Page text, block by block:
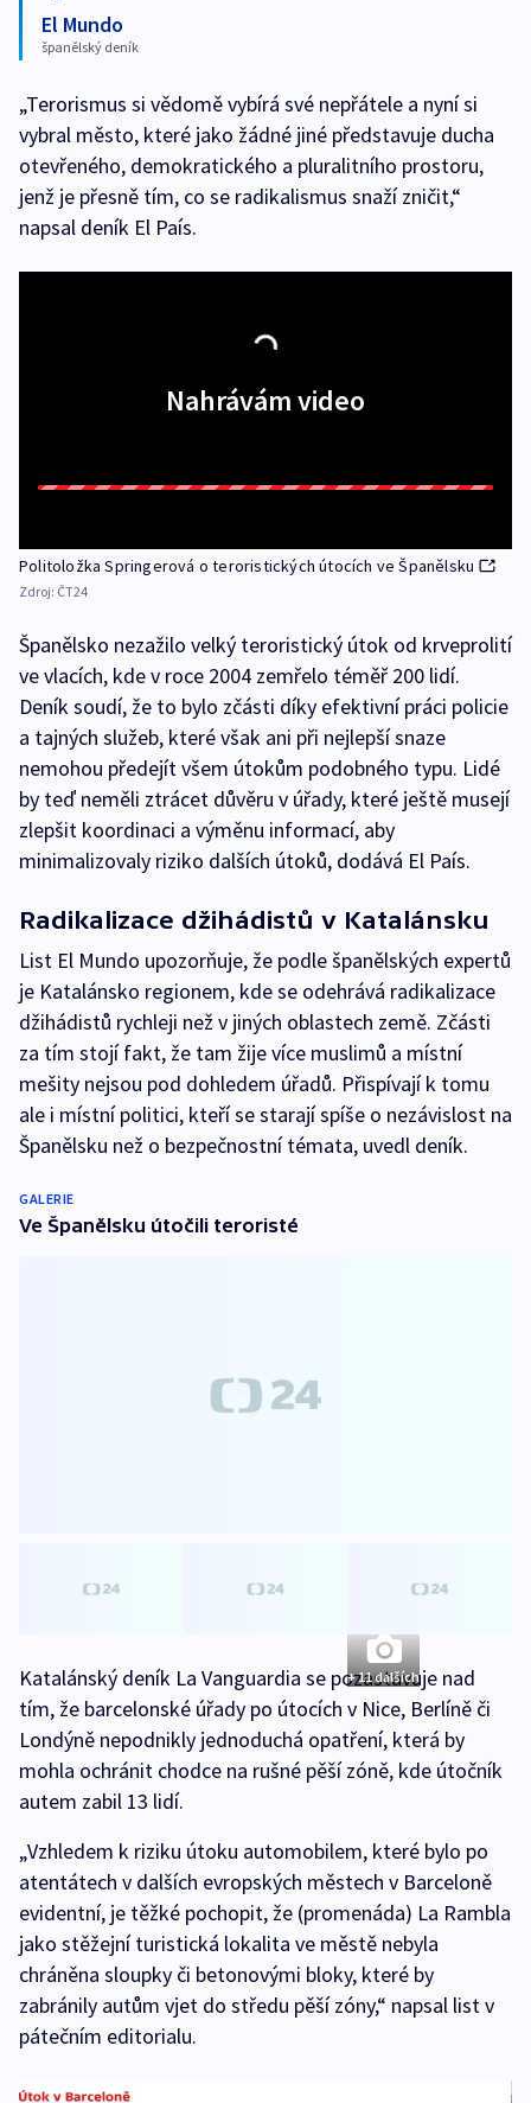
El Mundo
španělský deník
„Terorismus si vědomě vybírá své nepřátele a nyní si
vybral město, které jako žádné jiné představuje ducha
otevřeného, demokratického a pluralitního prostoru,
jenž je přesně tím, co se radikalismus snaží zničit,“
napsal deník El País.
Nahrávám video
Politoložka Springerová o teroristických útocích ve Španělsku
Zdroj: ČT24
Španělsko nezažilo velký teroristický útok od krveprolití
ve vlacích, kde v roce 2004 zemřelo téměř 200 lidí.
Deník soudí, že to bylo zčásti díky efektivní práci policie
a tajných služeb, které však ani při nejlepší snaze
nemohou předejít všem útokům podobného typu. Lidé
by teď neměli ztrácet důvěru v úřady, které ještě musejí
zlepšit koordinaci a výměnu informací, aby
minimalizovaly riziko dalších útoků, dodává El País.
Radikalizace džihádistů v Katalánsku
List El Mundo upozorňuje, že podle španělských expertů
je Katalánsko regionem, kde se odehrává radikalizace
džihádistů rychleji než v jiných oblastech země. Zčásti
za tím stojí fakt, že tam žije více muslimů a místní
mešity nejsou pod dohledem úřadů. Přispívají k tomu
ale i místní politici, kteří se starají spíše o nezávislost na
Španělsku než o bezpečnostní témata, uvedl deník.
GALERIE
Ve Španělsku útočili teroristé
+ 11 dalších
Katalánský deník La Vanguardia se pozastavuje nad
tím, že barcelonské úřady po útocích v Nice, Berlíně či
Londýně nepodnikly jednoduchá opatření, která by
mohla ochránit chodce na rušné pěší zóně, kde útočník
autem zabil 13 lidí.
„Vzhledem k riziku útoku automobilem, které bylo po
atentátech v dalších evropských městech v Barceloně
evidentní, je těžké pochopit, že (promenáda) La Rambla
jako stěžejní turistická lokalita ve městě nebyla
chráněna sloupky či betonovými bloky, které by
zabránily autům vjet do středu pěší zóny,“ napsal list v
pátečním editorialu.